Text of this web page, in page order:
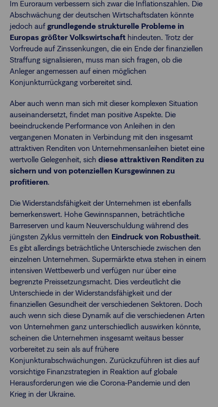
Im Euroraum verbessern sich zwar die Inflationszahlen. Die
Abschwächung der deutschen Wirtschaftsdaten könnte
jedoch auf grundlegende strukturelle Probleme in
Europas größter Volkswirtschaft hindeuten. Trotz der
Vorfreude auf Zinssenkungen, die ein Ende der finanziellen
Straffung signalisieren, muss man sich fragen, ob die
Anleger angemessen auf einen möglichen
Konjunkturrückgang vorbereitet sind.
Aber auch wenn man sich mit dieser komplexen Situation
auseinandersetzt, findet man positive Aspekte. Die
beeindruckende Performance von Anleihen in den
vergangenen Monaten in Verbindung mit den insgesamt
attraktiven Renditen von Unternehmensanleihen bietet eine
wertvolle Gelegenheit, sich diese attraktiven Renditen zu
sichern und von potenziellen Kursgewinnen zu
profitieren.
Die Widerstandsfähigkeit der Unternehmen ist ebenfalls
bemerkenswert. Hohe Gewinnspannen, beträchtliche
Barreserven und kaum Neuverschuldung während des
jüngsten Zyklus vermitteln den Eindruck von Robustheit.
Es gibt allerdings beträchtliche Unterschiede zwischen den
einzelnen Unternehmen. Supermärkte etwa stehen in einem
intensiven Wettbewerb und verfügen nur über eine
begrenzte Preissetzungsmacht. Dies verdeutlicht die
Unterschiede in der Widerstandsfähigkeit und der
finanziellen Gesundheit der verschiedenen Sektoren. Doch
auch wenn sich diese Dynamik auf die verschiedenen Arten
von Unternehmen ganz unterschiedlich auswirken könnte,
scheinen die Unternehmen insgesamt weitaus besser
vorbereitet zu sein als auf frühere
Konjunkturabschwächungen. Zurückzuführen ist dies auf
vorsichtige Finanzstrategien in Reaktion auf globale
Herausforderungen wie die Corona-Pandemie und den
Krieg in der Ukraine.